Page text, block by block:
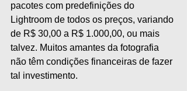
pacotes com predefinições do
Lightroom de todos os preços, variando
de R$ 30,00 a R$ 1.000,00, ou mais
talvez. Muitos amantes da fotografia
não têm condições financeiras de fazer
tal investimento.